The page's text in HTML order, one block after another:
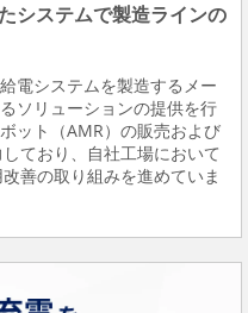
システムで製造ラインの
電システムを製造するメー
ソリューションの提供を行
ット（AMR）の販売および
ており、自社工場において
善の取り組みを進めていま
改善事...